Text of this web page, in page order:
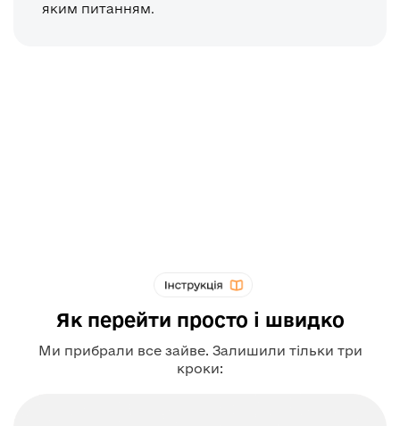
яким питанням.
Як перейти просто і швидко
Ми прибрали все зайве. Залишили тільки три
кроки: